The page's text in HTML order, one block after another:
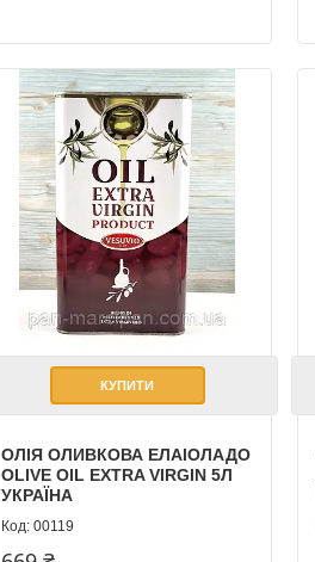
КУПИТИ
ОЛІЯ ОЛИВКОВА ЕЛАІОЛАДО
OLIVE OIL EXTRA VIRGIN 5Л
УКРАЇНА
00119